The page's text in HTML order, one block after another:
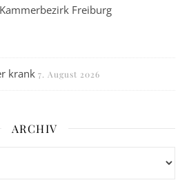
Freiburg
krank 7. August 2026
ARCHIV